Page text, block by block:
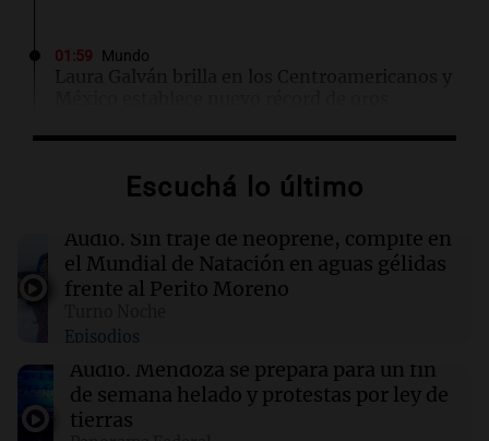
01:59 Mundo
Laura Galván brilla en los Centroamericanos y
La fertilización podría depender del trabajo en
estudio
01:24 Mundo
varios heridos tras el ataque
01:09
La transformación de Hanói: modernización
Escuchá lo último
Audio. Sin traje de neoprene, compite en
el Mundial de Natación en aguas gélidas
frente al Perito Moreno
Episodios
Audio. Mendoza se prepara para un fin
de semana helado y protestas por ley de
tierras